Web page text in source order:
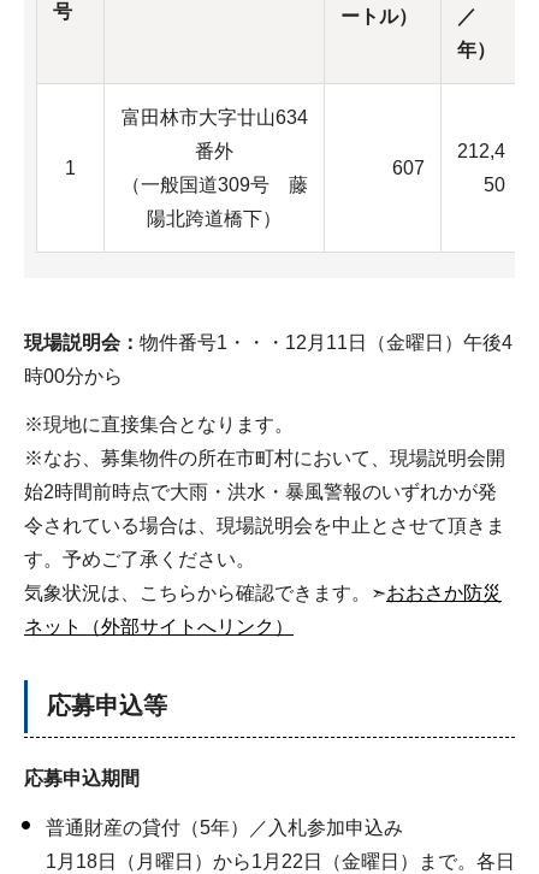
号 ートル）
／
年）
1
富田林市大字廿山634
番外
（一般国道309号 藤
陽北跨道橋下）
607
212,4
50
現場説明会： 物件番号1・・・12月11日（金曜日）午後4
時00分から
※現地に直接集合となります。
※なお、募集物件の所在市町村において、現場説明会開
始2時間前時点で大雨・洪水・暴風警報のいずれかが発
令されている場合は、現場説明会を中止とさせて頂きま
す。予めご了承ください。
気象状況は、こちらから確認できます。➣おおさか防災
ネット（外部サイトへリンク）
応募申込等
応募申込期間
普通財産の貸付（5年）／入札参加申込み
1月18日（月曜日）から1月22日（金曜日）まで。各日